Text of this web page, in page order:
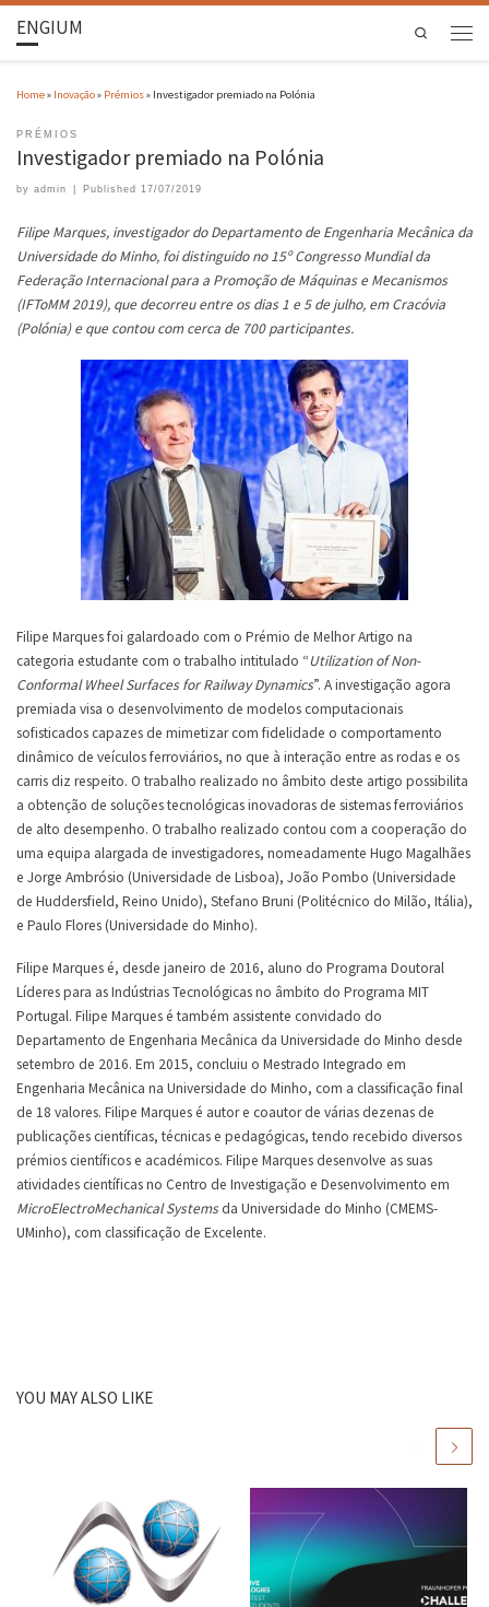
ENGIUM Search
Home» Inovação» Prémios» Investigador premiado na Polónia
PRÉMIOS
Investigador premiado na Polónia
by admin Published 17/07/2019
Filipe Marques, investigador do Departamento de Engenharia Mecânica da
Universidade do Minho, foi distinguido no 15º Congresso Mundial da
Federação Internacional para a Promoção de Máquinas e Mecanismos
(IFToMM 2019), que decorreu entre os dias 1 e 5 de julho, em Cracóvia
(Polónia) e que contou com cerca de 700 participantes.
Filipe Marques foi galardoado com o Prémio de Melhor Artigo na
categoria estudante com o trabalho intitulado “Utilization of Non-
Conformal Wheel Surfaces for Railway Dynamics”. A investigação agora
premiada visa o desenvolvimento de modelos computacionais
sofisticados capazes de mimetizar com fidelidade o comportamento
dinâmico de veículos ferroviários, no que à interação entre as rodas e os
carris diz respeito. O trabalho realizado no âmbito deste artigo possibilita
a obtenção de soluções tecnológicas inovadoras de sistemas ferroviários
de alto desempenho. O trabalho realizado contou com a cooperação do
uma equipa alargada de investigadores, nomeadamente Hugo Magalhães
e Jorge Ambrósio (Universidade de Lisboa), João Pombo (Universidade
de Huddersfield, Reino Unido), Stefano Bruni (Politécnico do Milão, Itália),
e Paulo Flores (Universidade do Minho).
Filipe Marques é, desde janeiro de 2016, aluno do Programa Doutoral
Líderes para as Indústrias Tecnológicas no âmbito do Programa MIT
Portugal. Filipe Marques é também assistente convidado do
Departamento de Engenharia Mecânica da Universidade do Minho desde
setembro de 2016. Em 2015, concluiu o Mestrado Integrado em
Engenharia Mecânica na Universidade do Minho, com a classificação final
de 18 valores. Filipe Marques é autor e coautor de várias dezenas de
publicações científicas, técnicas e pedagógicas, tendo recebido diversos
prémios científicos e académicos. Filipe Marques desenvolve as suas
atividades científicas no Centro de Investigação e Desenvolvimento em
MicroElectroMechanical Systemsda Universidade do Minho (CMEMS-
UMinho), com classificação de Excelente.
YOU MAY ALSO LIKE